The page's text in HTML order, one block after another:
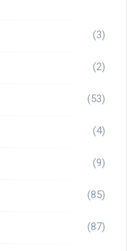
(3)
(2)
(53)
(4)
(9)
(85)
(87)